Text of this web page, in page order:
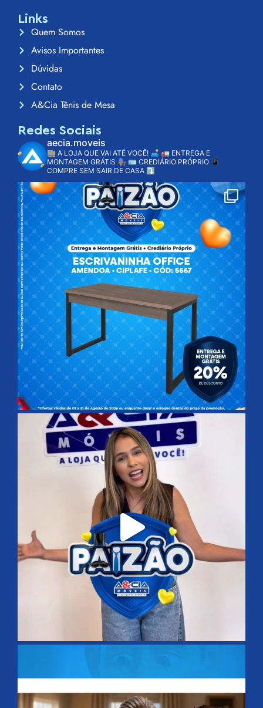
Links
Quem Somos
Avisos Importantes
Dúvidas
Contato
A&Cia Tênis de Mesa
Redes Sociais
aecia.moveis
🏬 A LOJA QUE VAI ATÉ VOCÊ! 🛋️ 🚛 ENTREGA E
MONTAGEM GRÁTIS 👨🏽‍🔧 🪪 CREDIÁRIO PRÓPRIO 📱
COMPRE SEM SAIR DE CASA ⤵️